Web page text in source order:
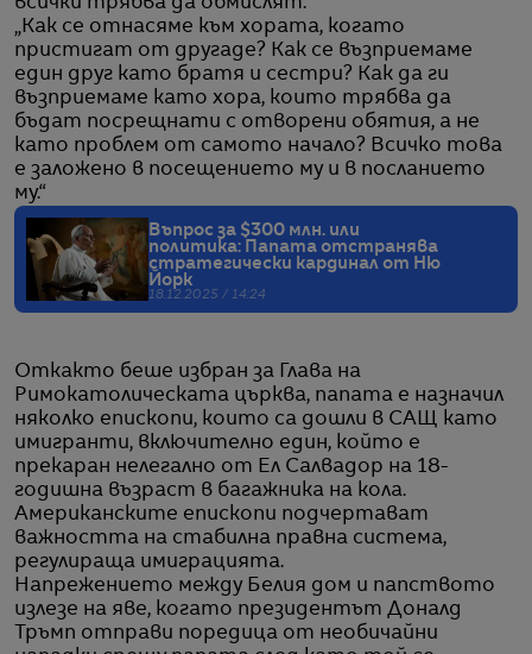
„Как се отнасяме към хората, когато
пристигат от другаде? Как се възприемаме
един друг като братя и сестри? Как да ги
възприемаме като хора, които трябва да
бъдат посрещнати с отворени обятия, а не
като проблем от самото начало? Всичко това
е заложено в посещението му и в посланието
му.“
Въпрос за $300 млн. или
политика: Папата отстранява
стратегически кардинал от Ню
Йорк
18.12.2025 / 14:24
Откакто беше избран за Глава на
Римокатолическата църква, папата е назначил
няколко епископи, които са дошли в САЩ като
имигранти, включително един, който е
прекаран нелегално от Ел Салвадор на 18-
годишна възраст в багажника на кола.
Американските епископи подчертават
важността на стабилна правна система,
регулираща имиграцията.
Напрежението между Белия дом и папството
излезе на яве, когато президентът Доналд
Тръмп отправи поредица от необичайни